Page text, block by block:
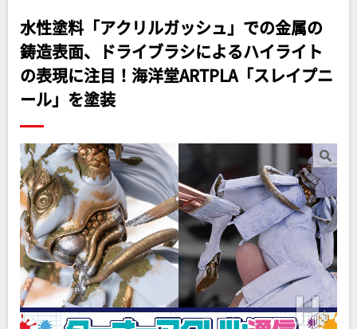
水性塗料「アクリルガッシュ」での金属の
鋳造表面、ドライブラシによるハイライト
の表現に注目！海洋堂ARTPLA「スレイプニ
ール」を塗装